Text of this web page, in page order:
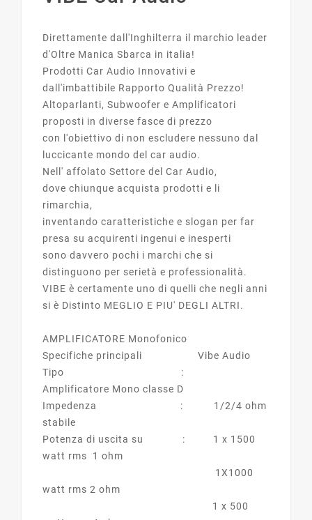
Direttamente dall'Inghilterra il marchio leader
d'Oltre Manica Sbarca in italia!
Prodotti Car Audio Innovativi e
dall'imbattibile Rapporto Qualità Prezzo!
Altoparlanti, Subwoofer e Amplificatori
proposti in diverse fasce di prezzo
con l'obiettivo di non escludere nessuno dal
luccicante mondo del car audio.
Nell' affolato Settore del Car Audio,
dove chiunque acquista prodotti e li
rimarchia,
inventando caratteristiche e slogan per far
presa su acquirenti ingenui e inesperti
sono davvero pochi i marchi che si
distinguono per serietà e professionalità.
VIBE è certamente uno di quelli che negli anni
si è Distinto MEGLIO E PIU' DEGLI ALTRI.
AMPLIFICATORE Monofonico
Specifiche principali Vibe Audio
Tipo :
Amplificatore Mono classe D
Impedenza : 1/2/4 ohm
stabile
Potenza di uscita su : 1 x 1500
watt rms 1 ohm
1X1000
watt rms 2 ohm
1 x 500